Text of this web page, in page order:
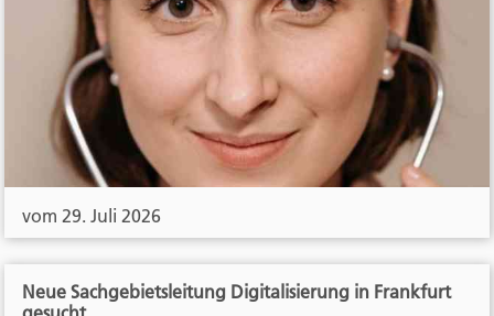
vom 29. Juli 2026
Neue Sachgebietsleitung Digitalisierung in Frankfurt